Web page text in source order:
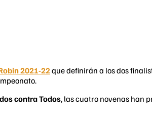
2021-22que definirán a los dos
contra Todos, las cuatro novenas han